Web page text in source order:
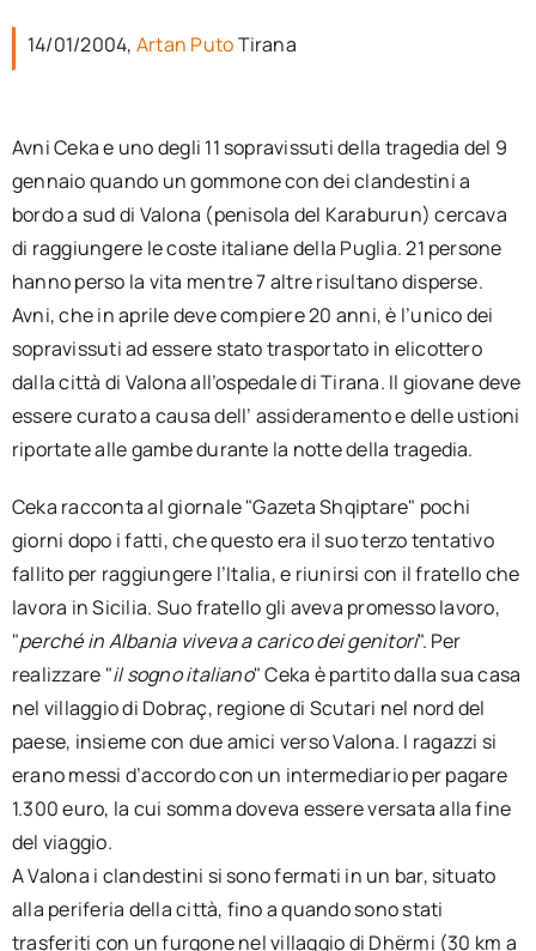
14/01/2004, Artan PutoTirana
Avni Ceka e uno degli 11 sopravissuti della tragedia del 9
gennaio quando un gommone con dei clandestini a
bordo a sud di Valona (penisola del Karaburun) cercava
di raggiungere le coste italiane della Puglia. 21 persone
hanno perso la vita mentre 7 altre risultano disperse.
Avni, che in aprile deve compiere 20 anni, è l’unico dei
sopravissuti ad essere stato trasportato in elicottero
dalla città di Valona all’ospedale di Tirana. Il giovane deve
essere curato a causa dell’ assideramento e delle ustioni
riportate alle gambe durante la notte della tragedia.
Ceka racconta al giornale "Gazeta Shqiptare" pochi
giorni dopo i fatti, che questo era il suo terzo tentativo
fallito per raggiungere l’Italia, e riunirsi con il fratello che
lavora in Sicilia. Suo fratello gli aveva promesso lavoro,
"perché in Albania viveva a carico dei genitori". Per
realizzare "il sogno italiano" Ceka è partito dalla sua casa
nel villaggio di Dobraç, regione di Scutari nel nord del
paese, insieme con due amici verso Valona. I ragazzi si
erano messi d’accordo con un intermediario per pagare
1.300 euro, la cui somma doveva essere versata alla fine
del viaggio.
A Valona i clandestini si sono fermati in un bar, situato
alla periferia della città, fino a quando sono stati
trasferiti con un furgone nel villaggio di Dhërmi (30 km a